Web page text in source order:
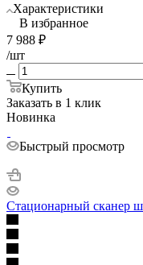
Характеристики
В избранное
7 988 ₽
/шт
Купить
Заказать в 1 клик
Новинка
Быстрый просмотр
Стационарный сканер